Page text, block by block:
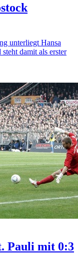
unterliegt Hansa
damit als erster
Pauli mit 0:3